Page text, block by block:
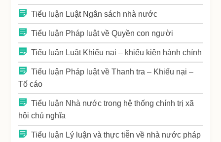
Tiểu luận Luật Ngân sách nhà nước
Tiểu luận Pháp luật về Quyền con người
Tiểu luận Luật Khiếu nại – khiếu kiện hành chính
Tiểu luận Pháp luật về Thanh tra – Khiếu nại –
Tố cáo
Tiểu luận Nhà nước trong hệ thống chính trị xã
hội chủ nghĩa
Tiểu luận Lý luận và thực tiễn về nhà nước pháp